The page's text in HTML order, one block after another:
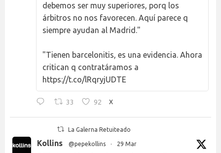
debemos ser muy superiores, porq los
árbitros no nos favorecen. Aquí parece q
siempre ayudan al Madrid."
"Tienen barcelonitis, es una evidencia. Ahora
critican q contratáramos a
https://t.co/lRqryjUDTE
33 92 X
La Galerna Retuiteado
Kollins @pepekollins · 29 Mar